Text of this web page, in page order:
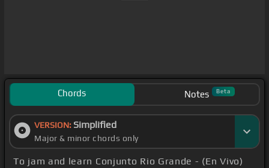
Chords Notes Beta
VERSION: Simplified
Major & minor chords only
To jam and learn Conjunto Rio Grande - (En Vivo)